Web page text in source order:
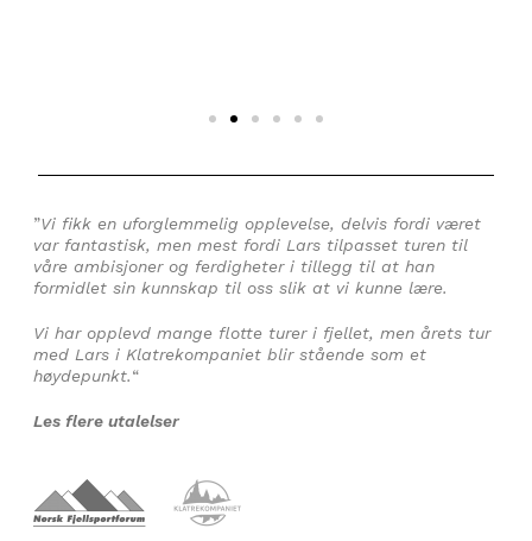
”Vi fikk en uforglemmelig opplevelse, delvis fordi været
var fantastisk, men mest fordi Lars tilpasset turen til
våre ambisjoner og ferdigheter i tillegg til at han
formidlet sin kunnskap til oss slik at vi kunne lære.
Vi har opplevd mange flotte turer i fjellet, men årets tur
med Lars i Klatrekompaniet blir stående som et
høydepunkt.“
Les flere utalelser